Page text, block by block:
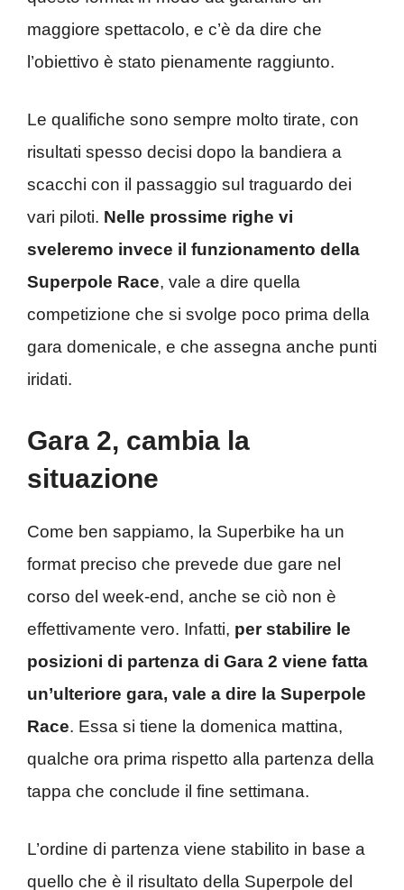
maggiore spettacolo, e c’è da dire che
l’obiettivo è stato pienamente raggiunto.
Le qualifiche sono sempre molto tirate, con
risultati spesso decisi dopo la bandiera a
scacchi con il passaggio sul traguardo dei
vari piloti. Nelle prossime righe vi
sveleremo invece il funzionamento della
Superpole Race, vale a dire quella
competizione che si svolge poco prima della
gara domenicale, e che assegna anche punti
iridati.
Gara 2, cambia la
situazione
Come ben sappiamo, la Superbike ha un
format preciso che prevede due gare nel
corso del week-end, anche se ciò non è
effettivamente vero. Infatti, per stabilire le
posizioni di partenza di Gara 2 viene fatta
un’ulteriore gara, vale a dire la Superpole
Race. Essa si tiene la domenica mattina,
qualche ora prima rispetto alla partenza della
tappa che conclude il fine settimana.
L’ordine di partenza viene stabilito in base a
quello che è il risultato della Superpole del